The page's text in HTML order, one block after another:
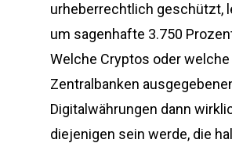
urheberrechtlich geschützt,
um sagenhafte 3.750
Welche Cryptos oder
Zentralbanken
Digitalwährungen dann
diejenigen sein werde, die